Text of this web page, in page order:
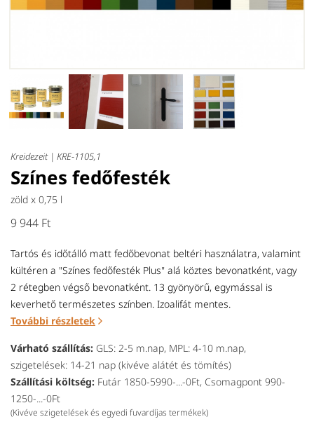
Kreidezeit | KRE-1105,1
Színes fedőfesték
zöld x 0,75 l
9 944 Ft
Tartós és időtálló matt fedőbevonat beltéri használatra, valamint
kültéren a "Színes fedőfesték Plus" alá köztes bevonatként, vagy
2 rétegben végső bevonatként. 13 gyönyörű, egymással is
keverhető természetes színben. Izoalifát mentes.
További részletek
Várható szállítás: GLS: 2-5 m.nap, MPL: 4-10 m.nap,
szigetelések: 14-21 nap (kivéve alátét és tömítés)
Szállítási költség: Futár 1850-5990-...-0Ft, Csomagpont 990-
1250-...-0Ft
(Kivéve szigetelések és egyedi fuvardíjas termékek)